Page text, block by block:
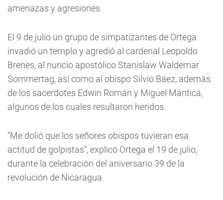
amenazas y agresiones.
El 9 de julio un grupo de simpatizantes de Ortega
invadió un templo y agredió al cardenal Leopoldo
Brenes, al nuncio apostólico Stanislaw Waldemar
Sommertag, así como al obispo Silvio Báez, además
de los sacerdotes Edwin Román y Miguel Mántica,
algunos de los cuales resultaron heridos.
"Me dolió que los señores obispos tuvieran esa
actitud de golpistas", explicó Ortega el 19 de julio,
durante la celebración del aniversario 39 de la
revolución de Nicaragua.